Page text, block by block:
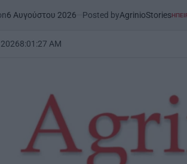
Posted byAgrinioStoriesPOSTED
ΉΠΕΙΡΟΣΣΤΗ ΔΥΤΙΚΉ
8:01 :29 AM